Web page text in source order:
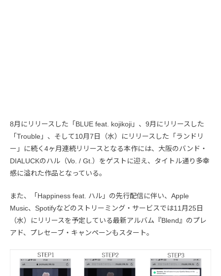
8月にリリースした「BLUE feat. kojikoji」、9月にリリースした
「Trouble」、そして10月7日（水）にリリースした「ランドリ
ー」に続く4ヶ月連続リリースとなる本作には、大阪のバンド・
DIALUCKのハル（Vo. / Gt.）をゲストに迎え、タイトル通り多幸
感に溢れた作品となっている。
また、「Happiness feat. ハル」の先行配信に伴い、Apple
Music、Spotifyなどのストリーミング・サービスでは11月25日
（水）にリリースを予定している最新アルバム『Blend』のプレ
アド、プレセーブ・キャンペーンもスタート。